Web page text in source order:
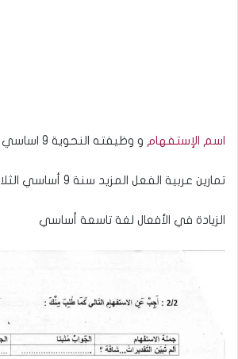
اسم الإستفهام و وظيفته النحوية 9 اساسي
تمارين عربية الفعل المزيد سنة 9 أساسي الثلاثي 2
الزيادة في الأفعال لغة تاسعة أساسي